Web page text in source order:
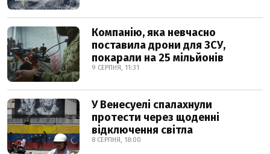
Компанію, яка невчасно
поставила дрони для ЗСУ,
покарали на 25 мільйонів
9 СЕРПНЯ, 11:31
У Венесуелі спалахнули
протести через щоденні
відключення світла
8 СЕРПНЯ, 18:00